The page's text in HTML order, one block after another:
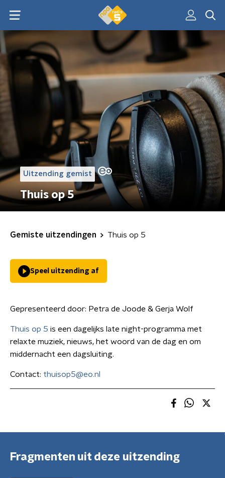
Uitzending gemist
Thuis op 5
Gemiste uitzendingen Thuis op 5
Speel uitzending af
Gepresenteerd door: Petra de Joode & Gerja Wolf
Thuis op 5 is een dagelijks late night-programma met
relaxte muziek, nieuws, het woord van de dag en om
middernacht een dagsluiting.
Contact: thuisop5@eo.nl
Fragmenten uit deze uitzending